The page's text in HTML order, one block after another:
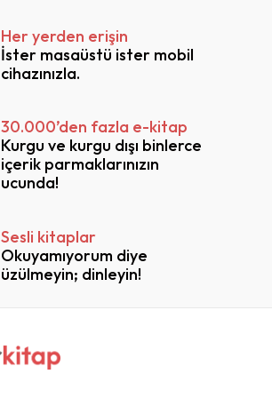
Her yerden erişin
İster masaüstü ister mobil
cihazınızla.
30.000’den fazla e-kitap
Kurgu ve kurgu dışı binlerce
içerik parmaklarınızın
ucunda!
Sesli kitaplar
Okuyamıyorum diye
üzülmeyin; dinleyin!